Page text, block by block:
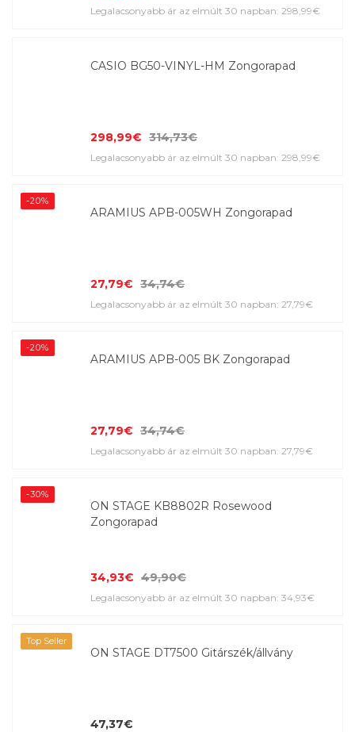
Legalacsonyabb ár az elmúlt 30 napban: 298,99€
CASIO BG50-VINYL-HM Zongorapad
298,99€ 314,73€
Legalacsonyabb ár az elmúlt 30 napban: 298,99€
-20%
ARAMIUS APB-005WH Zongorapad
27,79€ 34,74€
Legalacsonyabb ár az elmúlt 30 napban: 27,79€
-20%
ARAMIUS APB-005 BK Zongorapad
27,79€ 34,74€
Legalacsonyabb ár az elmúlt 30 napban: 27,79€
-30%
ON STAGE KB8802R Rosewood
Zongorapad
34,93€ 49,90€
Legalacsonyabb ár az elmúlt 30 napban: 34,93€
Top Seller
ON STAGE DT7500 Gitárszék/állvány
47,37€